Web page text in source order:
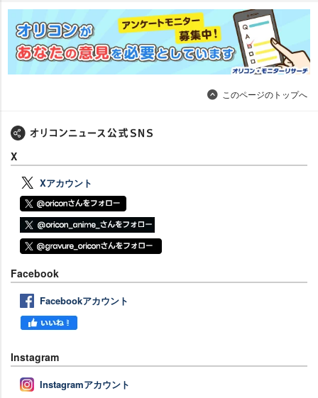
このページのトップへ
X
Xアカウント
Facebook
Facebookアカウント
Instagram
Instagramアカウント